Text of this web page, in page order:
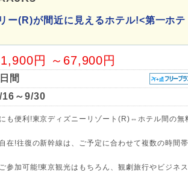
ー(R)が間近に見えるホテル!<第一ホテ
円 ～67,900円
間
16～9/30
も便利!東京ディズニーリゾート(R)⇔ホテル間の無
在!往復の新幹線は、ご予定に合わせて複数の時間
参加可能!東京観光はもちろん、観劇旅行やビジネ